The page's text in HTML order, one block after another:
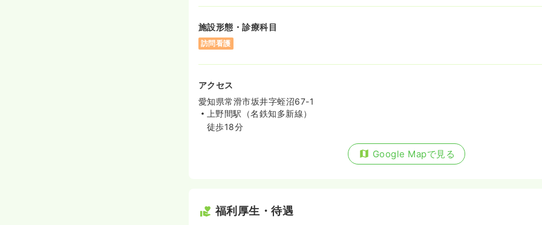
施設形態・診療科目
訪問看護
アクセス
愛知県常滑市坂井字蛭沼67-1
上野間駅（名鉄知多新線）
徒歩18分
Google Mapで見る
福利厚生・待遇